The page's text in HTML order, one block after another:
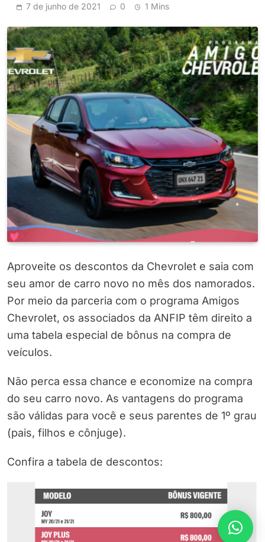
7 de junho de 2021 0 1 Mins
Aproveite os descontos da Chevrolet e saia com
seu amor de carro novo no mês dos namorados.
Por meio da parceria com o programa Amigos
Chevrolet, os associados da ANFIP têm direito a
uma tabela especial de bônus na compra de
veículos.
Não perca essa chance e economize na compra
do seu carro novo. As vantagens do programa
são válidas para você e seus parentes de 1º grau
(pais, filhos e cônjuge).
Confira a tabela de descontos: